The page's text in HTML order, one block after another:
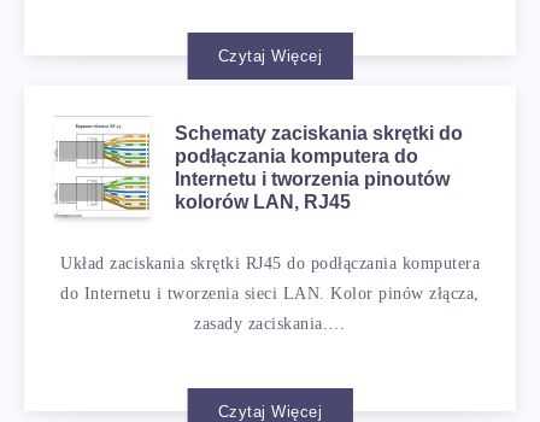
Czytaj Więcej
Schematy zaciskania skrętki do
podłączania komputera do
Internetu i tworzenia pinoutów
kolorów LAN, RJ45
Układ zaciskania skrętki RJ45 do podłączania komputera
do Internetu i tworzenia sieci LAN. Kolor pinów złącza,
zasady zaciskania.…
Czytaj Więcej